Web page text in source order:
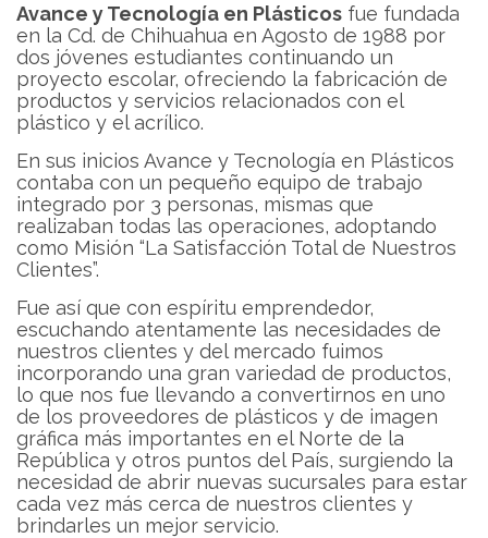
Avance y Tecnología en Plásticos fue fundada
en la Cd. de Chihuahua en Agosto de 1988 por
dos jóvenes estudiantes continuando un
proyecto escolar, ofreciendo la fabricación de
productos y servicios relacionados con el
plástico y el acrílico.
En sus inicios Avance y Tecnología en Plásticos
contaba con un pequeño equipo de trabajo
integrado por 3 personas, mismas que
realizaban todas las operaciones, adoptando
como Misión “La Satisfacción Total de Nuestros
Clientes”.
Fue así que con espíritu emprendedor,
escuchando atentamente las necesidades de
nuestros clientes y del mercado fuimos
incorporando una gran variedad de productos,
lo que nos fue llevando a convertirnos en uno
de los proveedores de plásticos y de imagen
gráfica más importantes en el Norte de la
República y otros puntos del País, surgiendo la
necesidad de abrir nuevas sucursales para estar
cada vez más cerca de nuestros clientes y
brindarles un mejor servicio.